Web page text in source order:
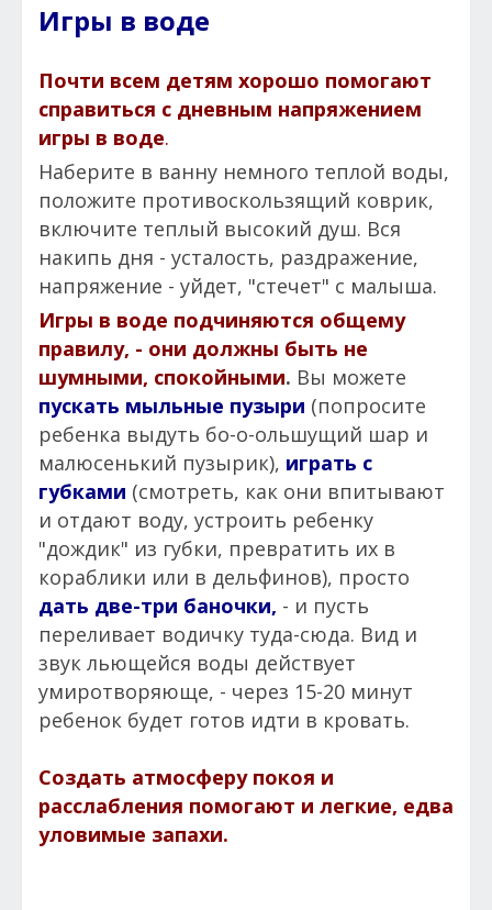
Игры в воде
Почти всем детям хорошо помогают
справиться с дневным напряжением
игры в воде.
Наберите в ванну немного теплой воды,
положите противоскользящий коврик,
включите теплый высокий душ. Вся
накипь дня - усталость, раздражение,
напряжение - уйдет, "стечет" с малыша.
Игры в воде подчиняются общему
правилу, - они должны быть не
шумными, спокойными. Вы можете
пускать мыльные пузыри (попросите
ребенка выдуть бо-о-ольшущий шар и
малюсенький пузырик), играть с
губками (смотреть, как они впитывают
и отдают воду, устроить ребенку
"дождик" из губки, превратить их в
кораблики или в дельфинов), просто
дать две-три баночки, - и пусть
переливает водичку туда-сюда. Вид и
звук льющейся воды действует
умиротворяюще, - через 15-20 минут
ребенок будет готов идти в кровать.
Создать атмосферу покоя и
расслабления помогают и легкие, едва
уловимые запахи.